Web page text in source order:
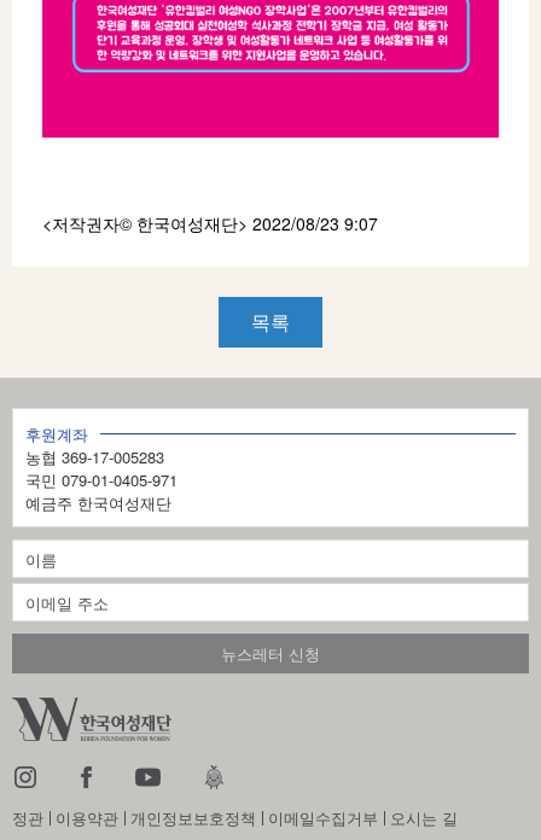
<저작권자© 한국여성재단> 2022/08/23 9:07
목록
후원계좌
농협 369-17-005283
국민 079-01-0405-971
예금주 한국여성재단
정관 이용약관 개인정보보호정책 이메일수집거부 오시는 길